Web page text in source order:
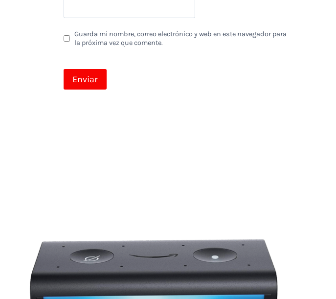
Guarda mi nombre, correo electrónico y web en este navegador para
la próxima vez que comente.